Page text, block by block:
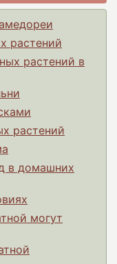
растений
растений в
растений
в домашних
могут